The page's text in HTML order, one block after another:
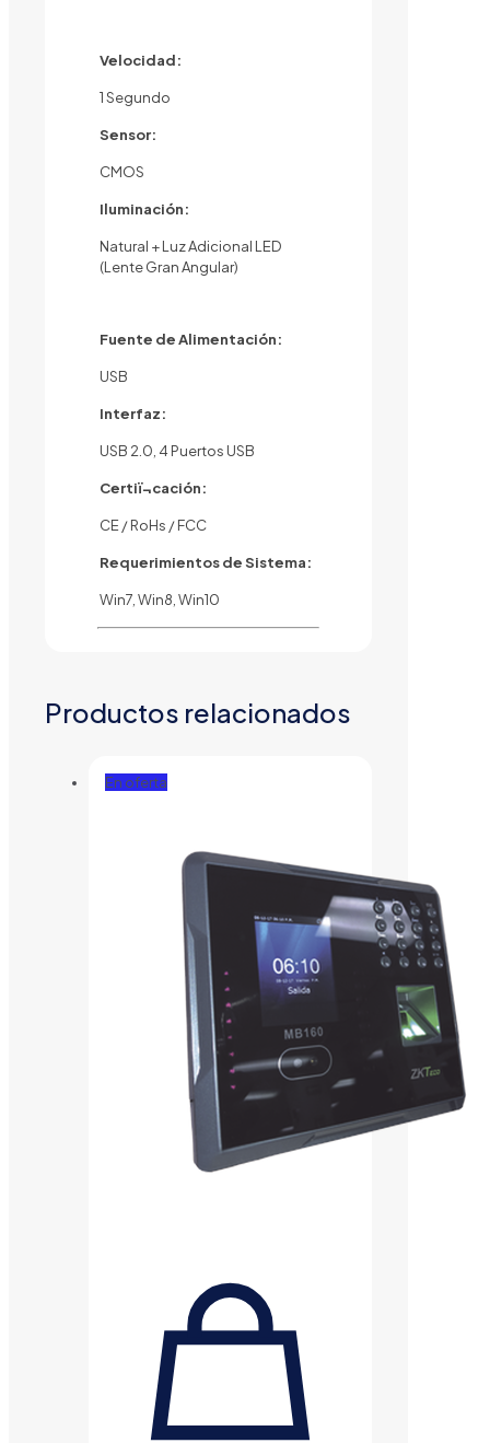
Velocidad:
1 Segundo
Sensor:
CMOS
Iluminación:
Natural + Luz Adicional LED
(Lente Gran Angular)
Fuente de Alimentación:
USB
Interfaz:
USB 2.0, 4 Puertos USB
Certiï¬cación:
CE / RoHs / FCC
Requerimientos de Sistema:
Win7, Win8, Win10
Productos relacionados
En oferta